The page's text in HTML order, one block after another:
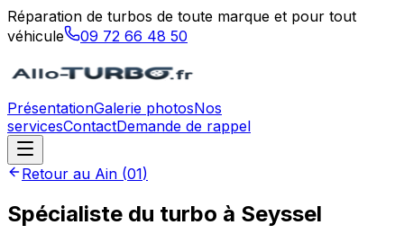
Réparation de turbos de toute marque et pour tout
véhicule
09 72 66 48 50
PrésentationGalerie photosNos
servicesContactDemande de rappel
Retour au Ain (01)
Spécialiste du turbo à Seyssel